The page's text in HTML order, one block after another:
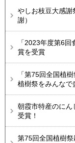
やしお枝豆大感謝
謝）
「2023年度第6
賞を受賞
「第75回全国植
植樹祭をみんなで
朝霞市特産のにん
受賞！
第75回全国植樹